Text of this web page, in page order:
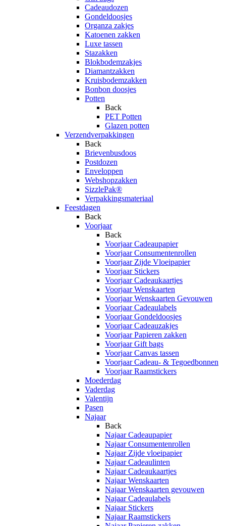
Cadeaudozen
Gondeldoosjes
Organza zakjes
Katoenen zakken
Luxe tassen
Stazakken
Blokbodemzakjes
Diamantzakken
Kruisbodemzakken
Bonbon doosjes
Potten
Back
PET Potten
Glazen potten
Verzendverpakkingen
Back
Brievenbusdoos
Postdozen
Enveloppen
Webshopzakken
SizzlePak®
Verpakkingsmateriaal
Feestdagen
Back
Voorjaar
Back
Voorjaar Cadeaupapier
Voorjaar Consumentenrollen
Voorjaar Zijde Vloeipapier
Voorjaar Stickers
Voorjaar Cadeaukaartjes
Voorjaar Wenskaarten
Voorjaar Wenskaarten Gevouwen
Voorjaar Cadeaulabels
Voorjaar Gondeldoosjes
Voorjaar Cadeauzakjes
Voorjaar Papieren zakken
Voorjaar Gift bags
Voorjaar Canvas tassen
Voorjaar Cadeau- & Tegoedbonnen
Voorjaar Raamstickers
Moederdag
Vaderdag
Valentijn
Pasen
Najaar
Back
Najaar Cadeaupapier
Najaar Consumentenrollen
Najaar Zijde vloeipapier
Najaar Cadeaulinten
Najaar Cadeaukaartjes
Najaar Wenskaarten
Najaar Wenskaarten gevouwen
Najaar Cadeaulabels
Najaar Stickers
Najaar Raamstickers